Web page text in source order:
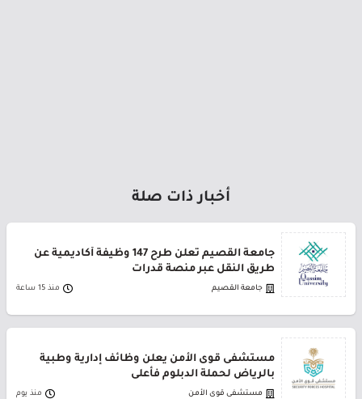
أخبار ذات صلة
جامعة القصيم تعلن طرح 147 وظيفة أكاديمية عن
طريق النقل عبر منصة قدرات
جامعة القصيم منذ 15 ساعة
مستشفى قوى الأمن يعلن وظائف إدارية وطبية
بالرياض لحملة الدبلوم فأعلى
مستشفى قوى الأمن منذ يوم